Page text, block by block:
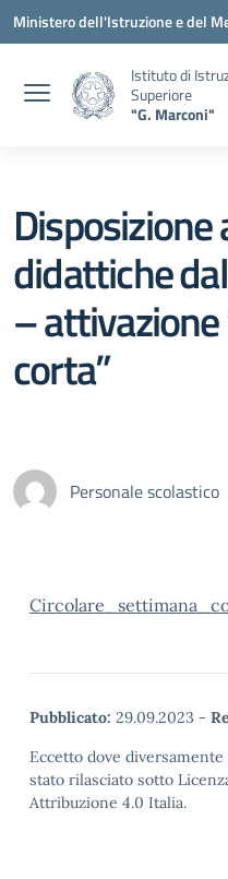
Vai ai contenuti
Vai al menu di navigazione
Vai al footer
Ministero dell'Istruzione e del
Istituto di
Superiore
"G. Marconi"
didattiche
–
corta”
Personale scolastico
Pubblicato: 29.09.2023 -
Eccetto dove
stato rilasciato sotto
Attribuzione 4.0 Italia.